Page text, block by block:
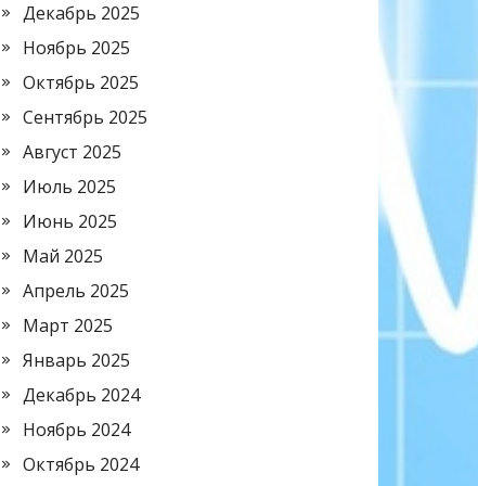
Декабрь 2025
Ноябрь 2025
Октябрь 2025
Сентябрь 2025
Август 2025
Июль 2025
Июнь 2025
Май 2025
Апрель 2025
Март 2025
Январь 2025
Декабрь 2024
Ноябрь 2024
Октябрь 2024